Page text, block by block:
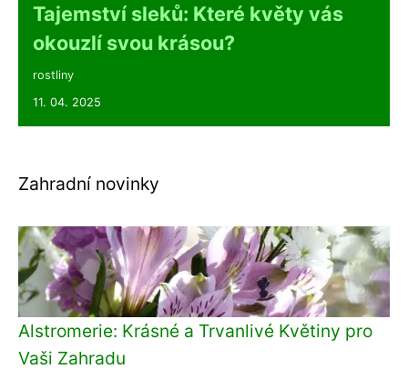
Tajemství sleků: Které květy vás
okouzlí svou krásou?
rostliny
11. 04. 2025
Zahradní novinky
Alstromerie: Krásné a Trvanlivé Květiny pro
Vaši Zahradu